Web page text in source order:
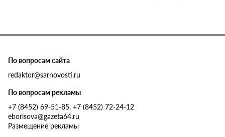
По вопросам сайта
redaktor@sarnovosti.ru
По вопросам рекламы
+7 (8452) 69-51-85, +7 (8452) 72-24-12
eborisova@gazeta64.ru
Размещение рекламы